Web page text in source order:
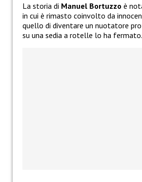
La storia di Manuel Bortuzzo è
in cui è rimasto coinvolto da
quello di diventare un nuotatore
su una sedia a rotelle lo ha fermato.